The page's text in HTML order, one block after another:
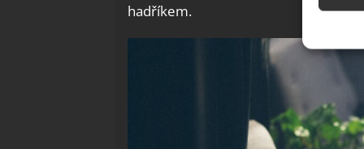
hadříkem.